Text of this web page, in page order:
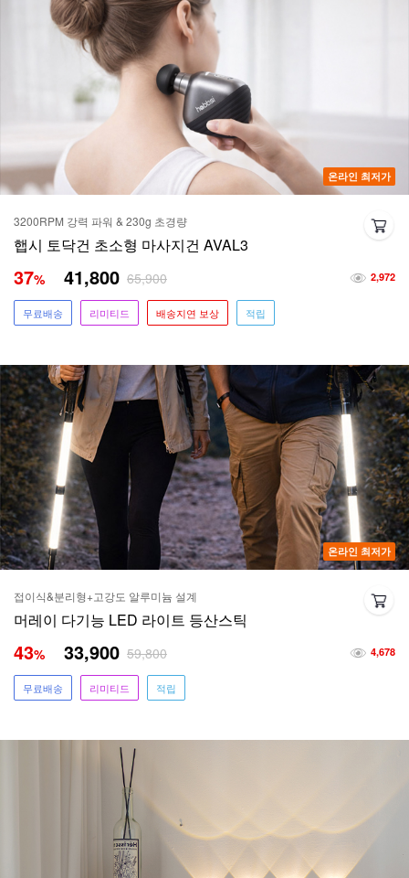
온라인 최저가
3200RPM 강력 파워 & 230g 초경량
햅시 토닥건 초소형 마사지건 AVAL3
2,972
37% 41,800 65,900
무료배송 리미티드 배송지연 보상 적립
온라인 최저가
접이식&분리형+고강도 알루미늄 설계
머레이 다기능 LED 라이트 등산스틱
4,678
43% 33,900 59,800
무료배송 리미티드 적립